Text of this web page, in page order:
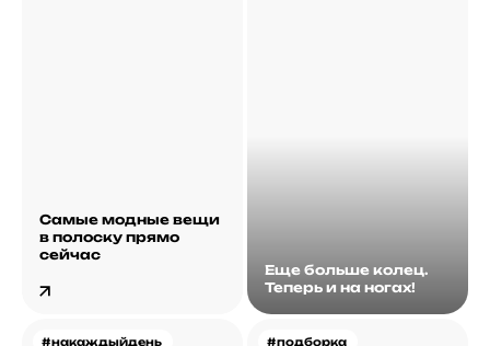
Самые модные вещи
в полоску прямо
сейчас
Еще больше колец.
Теперь и на ногах!
#накаждыйдень #подборка